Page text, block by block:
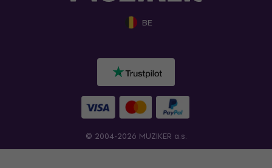
BE
© 2004-2026 MUZIKER a.s.